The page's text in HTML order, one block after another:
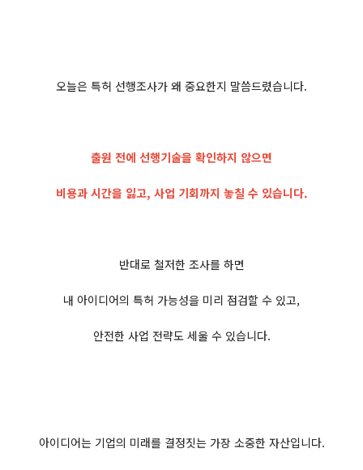
오늘은 특허 선행조사가 왜 중요한지​ 말씀드렸습니다.
출원 전에 선행기술을 확인하지 않으면
비용과 시간을 잃고, 사업 기회까지 놓칠 수 있습니다.
반대로 철저한 조사를 하면
내 아이디어의 특허 가능성을 미리 점검할 수 있고,
안전한 사업 전략도 세울 수 있습니다.
아이디어는 기업의 미래를 결정짓는 가장 소중한 자산입니다.